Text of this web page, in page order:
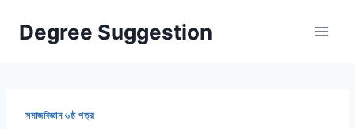
Degree Suggestion
সমাজবিজ্ঞান ৬ষ্ঠ পত্র